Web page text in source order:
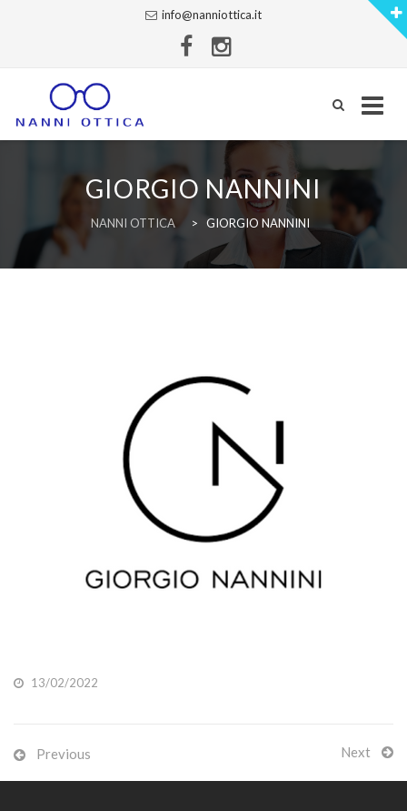
info@nanniottica.it
GIORGIO NANNINI
NANNI OTTICA > GIORGIO NANNINI
13/02/2022
Previous Next